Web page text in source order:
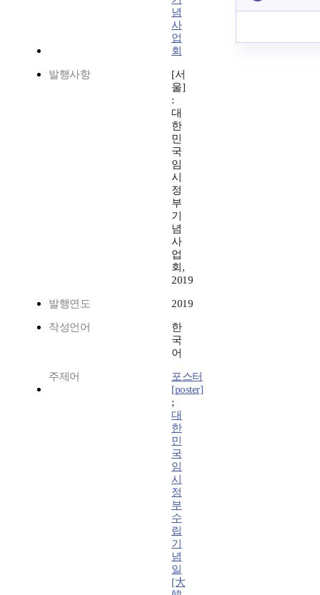
념
사
업
회
발행사항
[서
울]
:
대
한
민
국
임
시
정
부
기
념
사
업
회,
2019
발행연도 2019
작성언어
한
국
어
주제어
포스터
[poster]
;
대
한
민
국
임
시
정
부
수
립
기
념
일
[大